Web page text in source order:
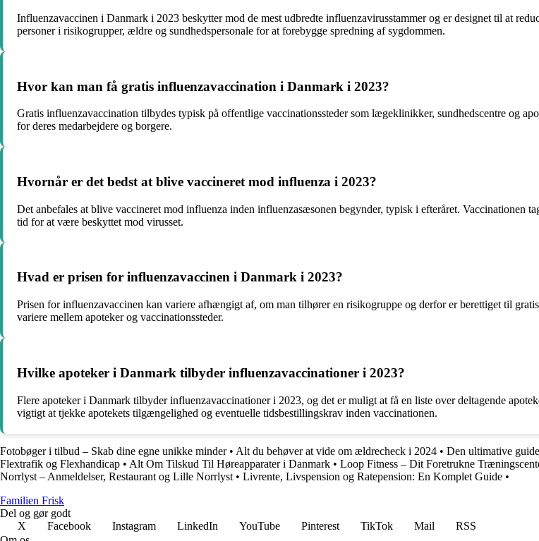
Influenzavaccinen i Danmark i 2023 beskytter mod de mest udbredte influenzavirusstammer og er designet til at
personer i risikogrupper, ældre og sundhedspersonale for at forebygge spredning af sygdommen.
Hvor kan man få gratis influenzavaccination i Danmark i 2023?
Gratis influenzavaccination tilbydes typisk på offentlige vaccinationssteder som lægeklinikker, sundhedscentre og
for deres medarbejdere og borgere.
Hvornår er det bedst at blive vaccineret mod influenza i 2023?
Det anbefales at blive vaccineret mod influenza inden influenzasæsonen begynder, typisk i efteråret. Vaccinationen
tid for at være beskyttet mod virusset.
Hvad er prisen for influenzavaccinen i Danmark i 2023?
Prisen for influenzavaccinen kan variere afhængigt af, om man tilhører en risikogruppe og derfor er berettiget til
variere mellem apoteker og vaccinationssteder.
Hvilke apoteker i Danmark tilbyder influenzavaccinationer i 2023?
Flere apoteker i Danmark tilbyder influenzavaccinationer i 2023, og det er muligt at få en liste over deltagende
vigtigt at tjekke apotekets tilgængelighed og eventuelle tidsbestillingskrav inden vaccinationen.
Fotobøger i tilbud – Skab dine egne unikke minder• Alt du behøver at vide om ældrecheck i 2024 • Den ultimative
Flextrafik og Flexhandicap • Alt Om Tilskud Til Høreapparater i Danmark • Loop Fitness – Dit Foretrukne
Norrlyst – Anmeldelser, Restaurant og Lille Norrlyst • Livrente, Livspension og Ratepension: En Komplet Guide •
Familien Frisk
Del og gør godt
X
Facebook Instagram LinkedIn YouTube Pinterest TikTok Mail
RSS